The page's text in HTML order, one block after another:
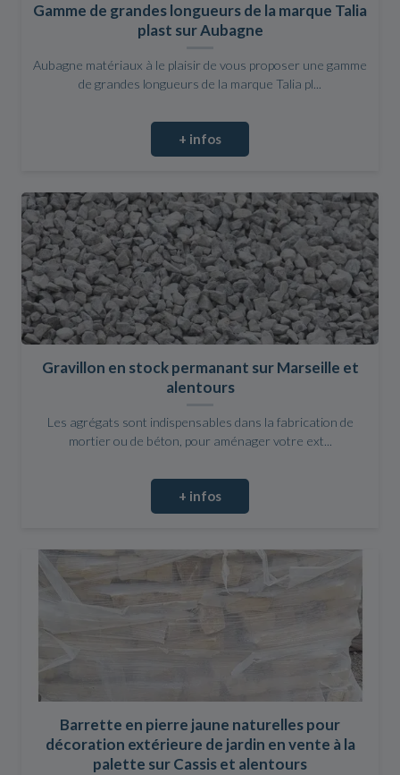
Gamme de grandes longueurs de la marque Talia
plast sur Aubagne
Aubagne matériaux à le plaisir de vous proposer une gamme
de grandes longueurs de la marque Talia pl...
+ infos
Gravillon en stock permanant sur Marseille et
alentours
Les agrégats sont indispensables dans la fabrication de
mortier ou de béton, pour aménager votre ext...
+ infos
Barrette en pierre jaune naturelles pour
décoration extérieure de jardin en vente à la
palette sur Cassis et alentours